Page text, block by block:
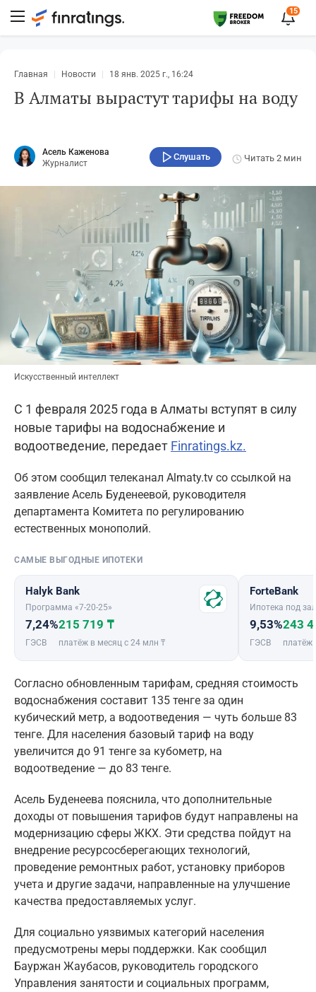
15
Главная Новости 18 янв. 2025 г., 16:24
В Алматы вырастут тарифы на воду
Асель Каженова
Журналист
Слушать Читать 2 мин
Искусственный интеллект
С 1 февраля 2025 года в Алматы вступят в силу
новые тарифы на водоснабжение и
водоотведение, передает Finratings.kz.
Об этом сообщил телеканал Almaty.tv со ссылкой на
заявление Асель Буденеевой, руководителя
департамента Комитета по регулированию
естественных монополий.
САМЫЕ ВЫГОДНЫЕ ИПОТЕКИ
Halyk Bank
Программа «7-20-25»
7,24%
ГЭСВ
215 719 ₸
платёж в месяц с 24 млн ₸
ForteBank
Ипотека под
9,53%
ГЭСВ
243
платёж
Согласно обновленным тарифам, средняя стоимость
водоснабжения составит 135 тенге за один
кубический метр, а водоотведения — чуть больше 83
тенге. Для населения базовый тариф на воду
увеличится до 91 тенге за кубометр, на
водоотведение — до 83 тенге.
Асель Буденеева пояснила, что дополнительные
доходы от повышения тарифов будут направлены на
модернизацию сферы ЖКХ. Эти средства пойдут на
внедрение ресурсосберегающих технологий,
проведение ремонтных работ, установку приборов
учета и другие задачи, направленные на улучшение
качества предоставляемых услуг.
Для социально уязвимых категорий населения
предусмотрены меры поддержки. Как сообщил
Бауржан Жаубасов, руководитель городского
Управления занятости и социальных программ,